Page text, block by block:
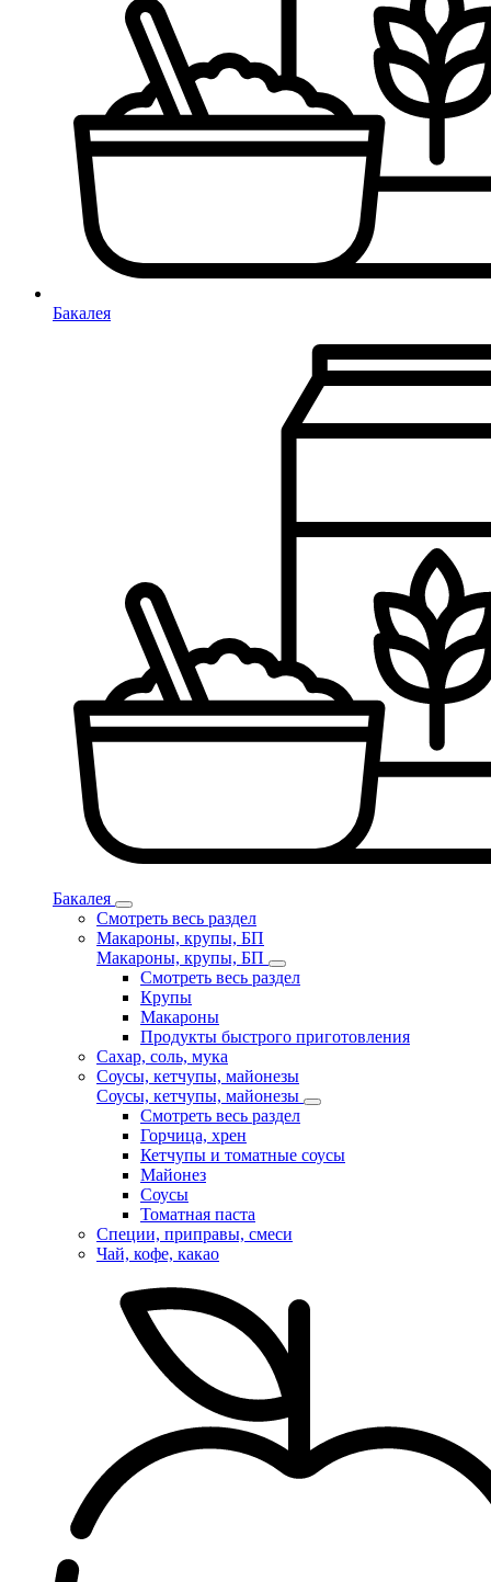
Бакалея
Бакалея
Смотреть весь раздел
Макароны, крупы, БП
Макароны, крупы, БП
Смотреть весь раздел
Крупы
Макароны
Продукты быстрого приготовления
Сахар, соль, мука
Соусы, кетчупы, майонезы
Соусы, кетчупы, майонезы
Смотреть весь раздел
Горчица, хрен
Кетчупы и томатные соусы
Майонез
Соусы
Томатная паста
Специи, приправы, смеси
Чай, кофе, какао